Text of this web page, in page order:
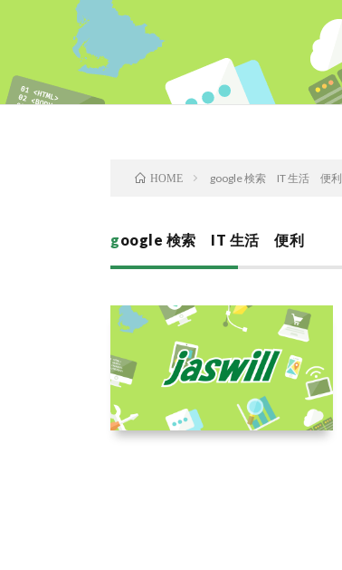
HOME google 検索 IT 生活 便利
google 検索 IT 生活 便利